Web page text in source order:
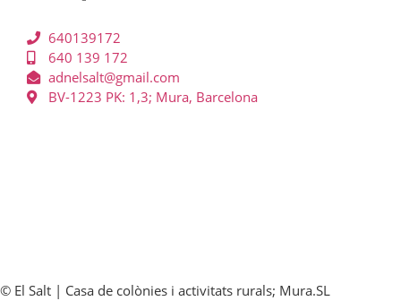
640139172
640 139 172
adnelsalt@gmail.com
BV-1223 PK: 1,3; Mura, Barcelona
© El Salt | Casa de colònies i activitats rurals; Mura.SL